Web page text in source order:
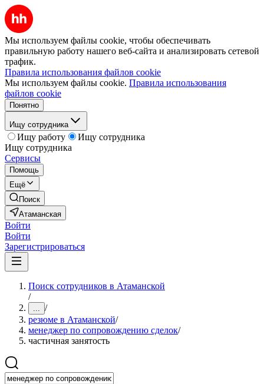
Мы используем файлы cookie, чтобы обеспечивать
правильную работу нашего веб-сайта и анализировать сетевой
трафик.
Правила использования файлов cookie
Мы используем файлы cookie. Правила использования
файлов cookie
Понятно
Ищу сотрудника
Ищу работу
Ищу сотрудника
Ищу сотрудника
Сервисы
Помощь
Ещё
Поиск
Атаманская
Войти
Войти
Зарегистрироваться
Поиск сотрудников в Атаманской
/
... /
резюме в Атаманской/
менеджер по сопровождению сделок/
частичная занятость